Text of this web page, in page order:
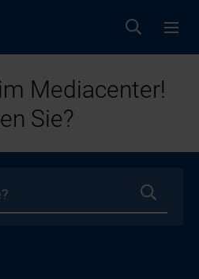
Mediacenter!
Sie?